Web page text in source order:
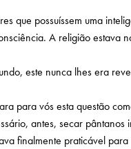
que possuíssem uma
A religião estava
este nunca lhes era
para vós esta questão
antes, secar
finalmente praticável